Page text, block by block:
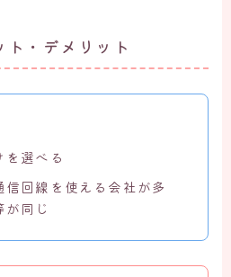
・デメリット
を選べる
信回線を使える会社が多
が同じ